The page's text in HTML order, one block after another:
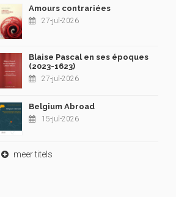
Amours contrariées
27-jul-2026
Blaise Pascal en ses époques
(2023-1623)
27-jul-2026
Belgium Abroad
15-jul-2026
meer titels